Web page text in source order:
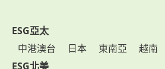
ESG亞太
中港澳台
日本 東南亞 越南
ESG北美